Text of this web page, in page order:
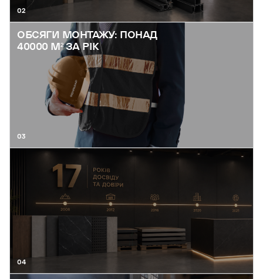
02
ОБСЯГИ МОНТАЖУ: ПОНАД
40000 М² ЗА РІК
03
04